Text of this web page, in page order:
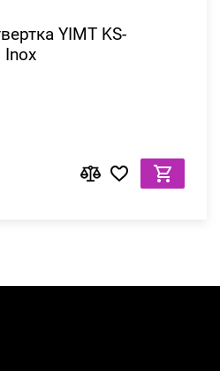
YIMT KS-
Inox